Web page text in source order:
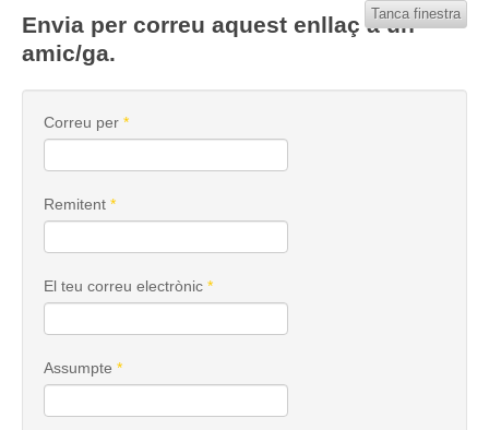
Envia per correu aquest enllaç a un
amic/ga.
Tanca finestra
Correu per *
Remitent *
El teu correu electrònic *
Assumpte *